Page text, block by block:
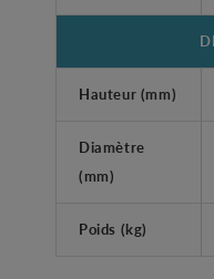
Hauteur (mm)
Diamètre
(mm)
Poids (kg)